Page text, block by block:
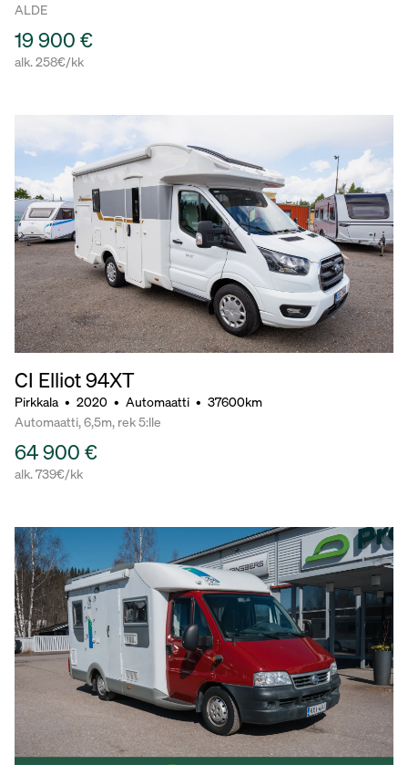
ALDE
19 900 €
alk. 258€/kk
CI Elliot 94XT
Pirkkala • 2020 • Automaatti • 37600km
Automaatti, 6,5m, rek 5:lle
64 900 €
alk. 739€/kk